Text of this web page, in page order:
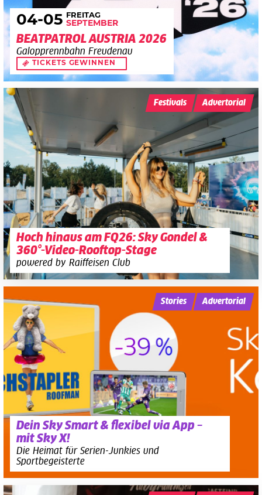
04-05 FREITAG
SEPTEMBER
BEATPATROL AUSTRIA 2026
Galopprennbahn Freudenau
TICKETS GEWINNEN
Hoch hinaus am FQ26: Sky Gondel &
360°-Video-Rooftop-Stage
powered by Raiffeisen Club
Festivals Advertorial
Dein Sky Smart & flexibel via App –
mit Sky X!
Die Heimat für Serien-Junkies und
Sportbegeisterte
Stories Advertorial